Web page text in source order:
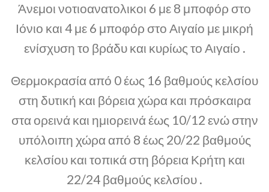
Άνεμοι νοτιοανατολικοι 6 με 8 μποφόρ στο
Ιόνιο και 4 με 6 μποφόρ στο Αιγαίο με μικρή
ενίσχυση το βράδυ και κυρίως το Αιγαίο .
Θερμοκρασία από 0 έως 16 βαθμούς κελσίου
στη δυτική και βόρεια χώρα και πρόσκαιρα
στα ορεινά και ημιορεινά έως 10/12 ενώ στην
υπόλοιπη χώρα από 8 έως 20/22 βαθμούς
κελσίου και τοπικά στη βόρεια Κρήτη και
22/24 βαθμούς κελσίου .